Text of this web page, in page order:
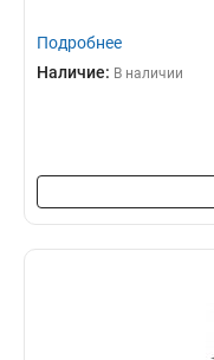
Подробнее
Наличие: В наличии